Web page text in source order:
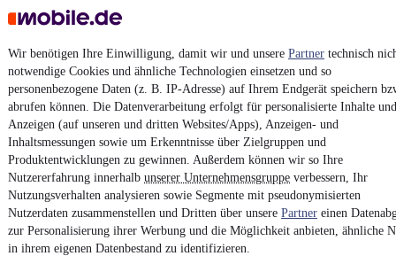
Wir benötigen Ihre Einwilligung, damit wir und unsere Partner technisch
notwendige Cookies und ähnliche Technologien einsetzen und so
personenbezogene Daten (z. B. IP-Adresse) auf Ihrem Endgerät speichern
abrufen können. Die Datenverarbeitung erfolgt für personalisierte Inhalte und
Anzeigen (auf unseren und dritten Websites/Apps), Anzeigen- und
Inhaltsmessungen sowie um Erkenntnisse über Zielgruppen und
Produktentwicklungen zu gewinnen. Außerdem können wir so Ihre
Nutzererfahrung innerhalb unserer Unternehmensgruppe verbessern, Ihr
Nutzungsverhalten analysieren sowie Segmente mit pseudonymisierten
Nutzerdaten zusammenstellen und Dritten über unsere Partner einen
zur Personalisierung ihrer Werbung und die Möglichkeit anbieten, ähnliche
in ihrem eigenen Datenbestand zu identifizieren.
Vertrag widerrufen
Datenschutz
Datenschutzeinstellungen
Erklärung zur Barrierefreiheit
Report Security Vulnerability (English)
Powered by
EntdeckeKleinwagen,SUVundWohnmobileund mehr bei
mobile.de